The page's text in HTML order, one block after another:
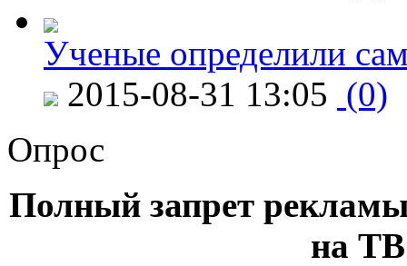
Ученые определили
2015-08-31 13:05 (0)
Опрос
Полный запрет
на ТВ